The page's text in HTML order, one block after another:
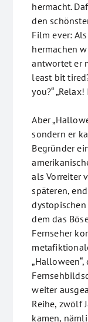
hermacht.
den
Film ever:
hermachen
antwortet er
least bit
you?“
Aber
sondern er
Begründer
als Vorreiter
späteren,
dem das
Fernseher
weiter
Reihe, zwölf
kamen,